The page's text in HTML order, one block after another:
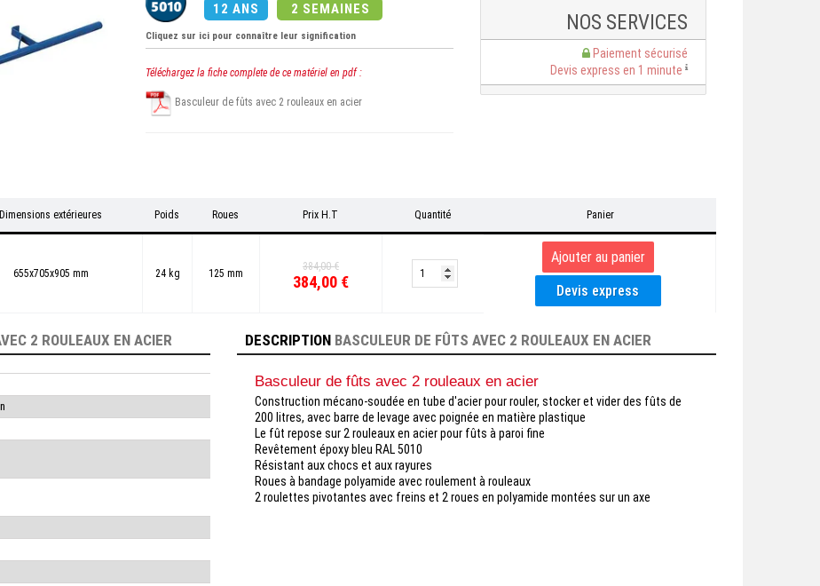
12 ANS 2 SEMAINES
Cliquez sur ici pour connaître leur signification
Téléchargez la fiche complete de ce matériel en pdf :
Basculeur de fûts avec 2 rouleaux en acier
NOS SERVICES
Paiement sécurisé
Devis express en 1 minute
Dimensions extérieures Poids Roues Prix H.T Quantité Panier
655x705x905 mm 24 kg 125 mm
384,00 €
384,00 €
2 ROULEAUX EN ACIER DESCRIPTION BASCULEUR DE FÛTS AVEC 2 ROULEAUX EN ACIER
Basculeur de fûts avec 2 rouleaux en acier
Construction mécano-soudée en tube d'acier pour rouler, stocker et vider des fûts de
200 litres, avec barre de levage avec poignée en matière plastique
Le fût repose sur 2 rouleaux en acier pour fûts à paroi fine
Revêtement époxy bleu RAL 5010
Résistant aux chocs et aux rayures
Roues à bandage polyamide avec roulement à rouleaux
2 roulettes pivotantes avec freins et 2 roues en polyamide montées sur un axe